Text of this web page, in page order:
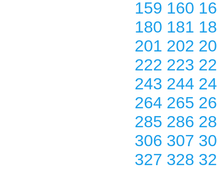
159 160
180 181
201 202
222 223
243 244
264 265
285 286
306 307
327 328